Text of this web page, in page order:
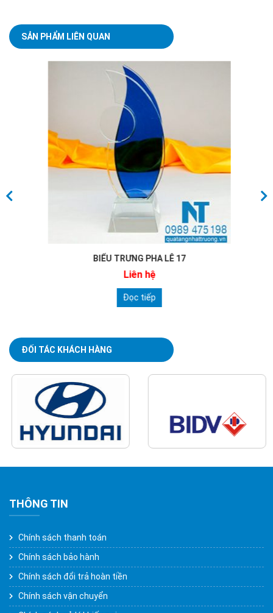
SẢN PHẨM LIÊN QUAN
BIỂU TRƯNG PHA LÊ 17
Liên hệ
Đọc tiếp
ĐỐI TÁC KHÁCH HÀNG
THÔNG TIN
Chính sách thanh toán
Chính sách bảo hành
Chính sách đổi trả hoàn tiền
Chính sách vận chuyển